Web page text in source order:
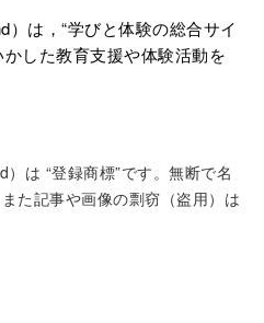
は，“学びと体験の総合サイ
かした教育支援や体験活動を
は “登録商標”です。無断で名
た記事や画像の剽窃（盗用）は